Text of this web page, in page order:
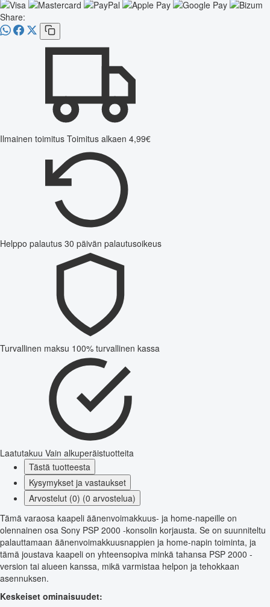
Share:
Ilmainen toimitus Toimitus alkaen 4,99€
Helppo palautus 30 päivän palautusoikeus
Turvallinen maksu 100% turvallinen kassa
Laatutakuu Vain alkuperäistuotteita
Tästä tuotteesta
Kysymykset ja vastaukset
Arvostelut (0) (0 arvostelua)
Tämä varaosa kaapeli äänenvoimakkuus- ja home-napeille on
olennainen osa Sony PSP 2000 -konsolin korjausta. Se on suunniteltu
palauttamaan äänenvoimakkuusnappien ja home-napin toiminta, ja
tämä joustava kaapeli on yhteensopiva minkä tahansa PSP 2000 -
version tai alueen kanssa, mikä varmistaa helpon ja tehokkaan
asennuksen.
Keskeiset ominaisuudet: